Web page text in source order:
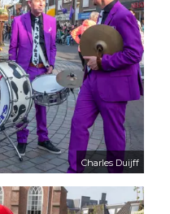
Charles Duijff